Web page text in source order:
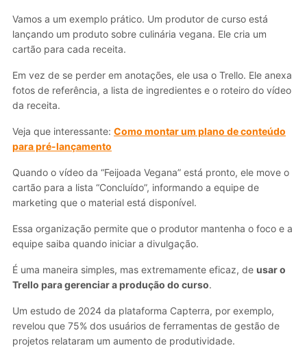
Vamos a um exemplo prático. Um produtor de curso está
lançando um produto sobre culinária vegana. Ele cria um
cartão para cada receita.
Em vez de se perder em anotações, ele usa o Trello. Ele anexa
fotos de referência, a lista de ingredientes e o roteiro do vídeo
da receita.
Veja que interessante: Como montar um plano de conteúdo
para pré-lançamento
Quando o vídeo da “Feijoada Vegana” está pronto, ele move o
cartão para a lista “Concluído”, informando a equipe de
marketing que o material está disponível.
Essa organização permite que o produtor mantenha o foco e a
equipe saiba quando iniciar a divulgação.
É uma maneira simples, mas extremamente eficaz, de usar o
Trello para gerenciar a produção do curso.
Um estudo de 2024 da plataforma Capterra, por exemplo,
revelou que 75% dos usuários de ferramentas de gestão de
projetos relataram um aumento de produtividade.